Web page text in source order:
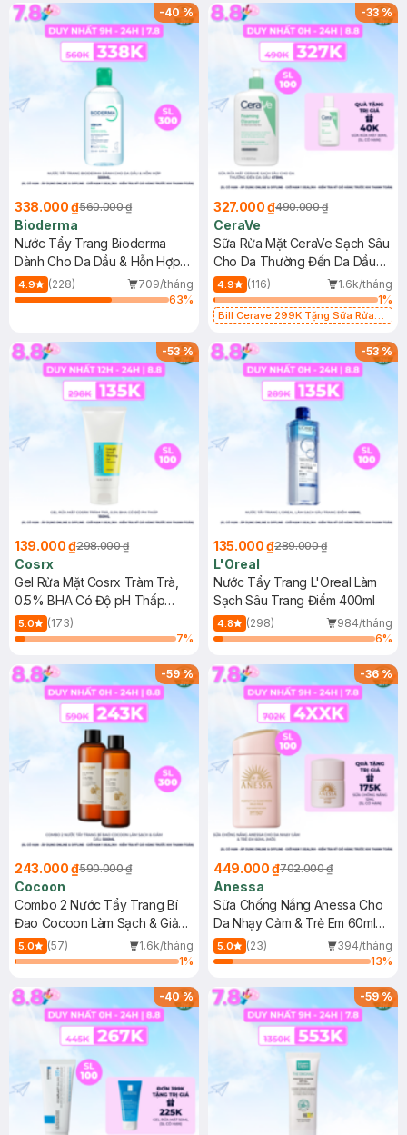
-40%
338.000 ₫560.000 ₫
Bioderma
Nước Tẩy Trang Bioderma
Dành Cho Da Dầu & Hỗn Hợp
500ml
4.9 (228)
709/tháng
63%
-33%
327.000 ₫490.000 ₫
CeraVe
Sữa Rửa Mặt CeraVe Sạch Sâu
Cho Da Thường Đến Da Dầu
473ml
4.9 (116)
1.6k/tháng
1%
Bill Cerave 299K Tặng Sữa Rửa
-53%
139.000 ₫298.000 ₫
Cosrx
Gel Rửa Mặt Cosrx Tràm Trà,
0.5% BHA Có Độ pH Thấp
150ml
5.0
(173)
7%
-53%
135.000 ₫289.000 ₫
L'Oreal
Nước Tẩy Trang L'Oreal Làm
Sạch Sâu Trang Điểm 400ml
4.8 (298)
984/tháng
6%
-59%
243.000 ₫590.000 ₫
Cocoon
Combo 2 Nước Tẩy Trang Bí
Đao Cocoon Làm Sạch & Giảm
Dầu 500ml
5.0 (57)
1.6k/tháng
1%
-36%
449.000 ₫702.000 ₫
Anessa
Sữa Chống Nắng Anessa Cho
Da Nhạy Cảm & Trẻ Em 60ml
(Mới)
5.0 (23)
394/tháng
13%
-40% -59%